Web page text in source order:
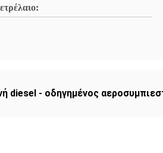
diesel - οδηγημένος